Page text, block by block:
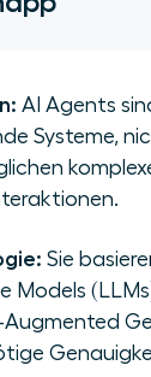
AI Agents
Systeme,
Sie
Models
Augmented